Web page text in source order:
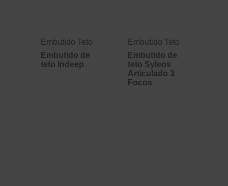
Embutido Teto
Embutido de
teto Indeep
Embutido Teto
Embutido de
teto Syleos
Articulado 3
Focos